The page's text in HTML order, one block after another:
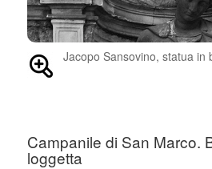
Jacopo Sansovino, statua in
Campanile di San Marco.
loggetta